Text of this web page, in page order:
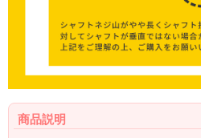
商品説明